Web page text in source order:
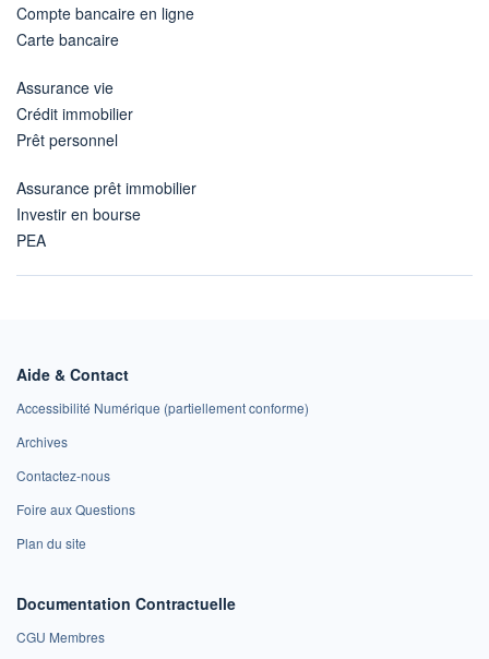
Compte bancaire en ligne
Carte bancaire
Assurance vie
Crédit immobilier
Prêt personnel
Assurance prêt immobilier
Investir en bourse
PEA
Aide & Contact
Accessibilité Numérique (partiellement conforme)
Archives
Contactez-nous
Foire aux Questions
Plan du site
Documentation Contractuelle
CGU Membres